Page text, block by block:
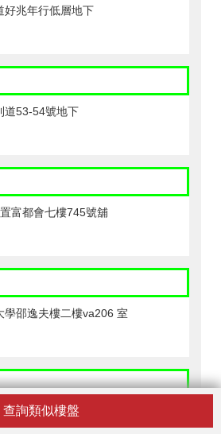
查詢類似樓盤
好兆年行低層地下
道53-54號地下
富都會七樓745號舖
學邵逸夫樓二樓va206 室
huh S01 號舖